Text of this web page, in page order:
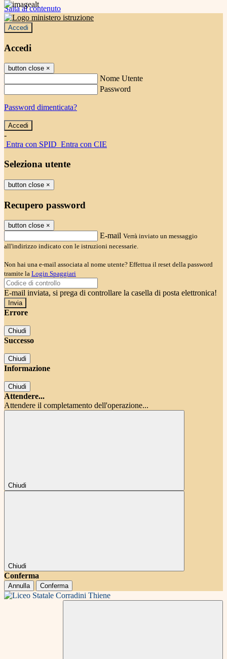
Salta al contenuto
Accedi
Accedi
button close ×
Nome Utente
Password
Password dimenticata?
-
Entra con SPID Entra con CIE
Seleziona utente
button close ×
Recupero password
button close ×
E-mail Verrà inviato un messaggio
all'indirizzo indicato con le istruzioni necessarie.
Non hai una e-mail associata al nome utente? Effettua il reset della password
tramite la Login Spaggiari
E-mail inviata, si prega di controllare la casella di posta elettronica!
Errore
Chiudi
Successo
Chiudi
Informazione
Chiudi
Attendere...
Attendere il completamento dell'operazione...
Chiudi
Chiudi
Conferma
Annulla Conferma